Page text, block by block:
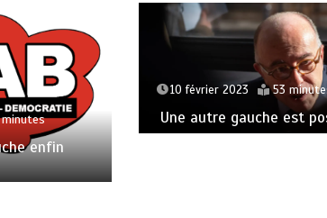
enfin
10 février 2023 53
Une autre gauche est